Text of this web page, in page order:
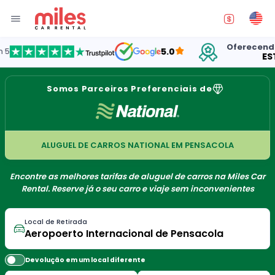
5.0 Oferecendo
Somos Parceiros Preferenciais de
ALUGUEL DE CARROS NATIONAL EM PENSACOLA
Encontre as melhores tarifas de aluguel de carros na Miles Car
Rental. Reserve já o seu carro e viaje sem inconvenientes
Local de Retirada
Devolução em um local diferente